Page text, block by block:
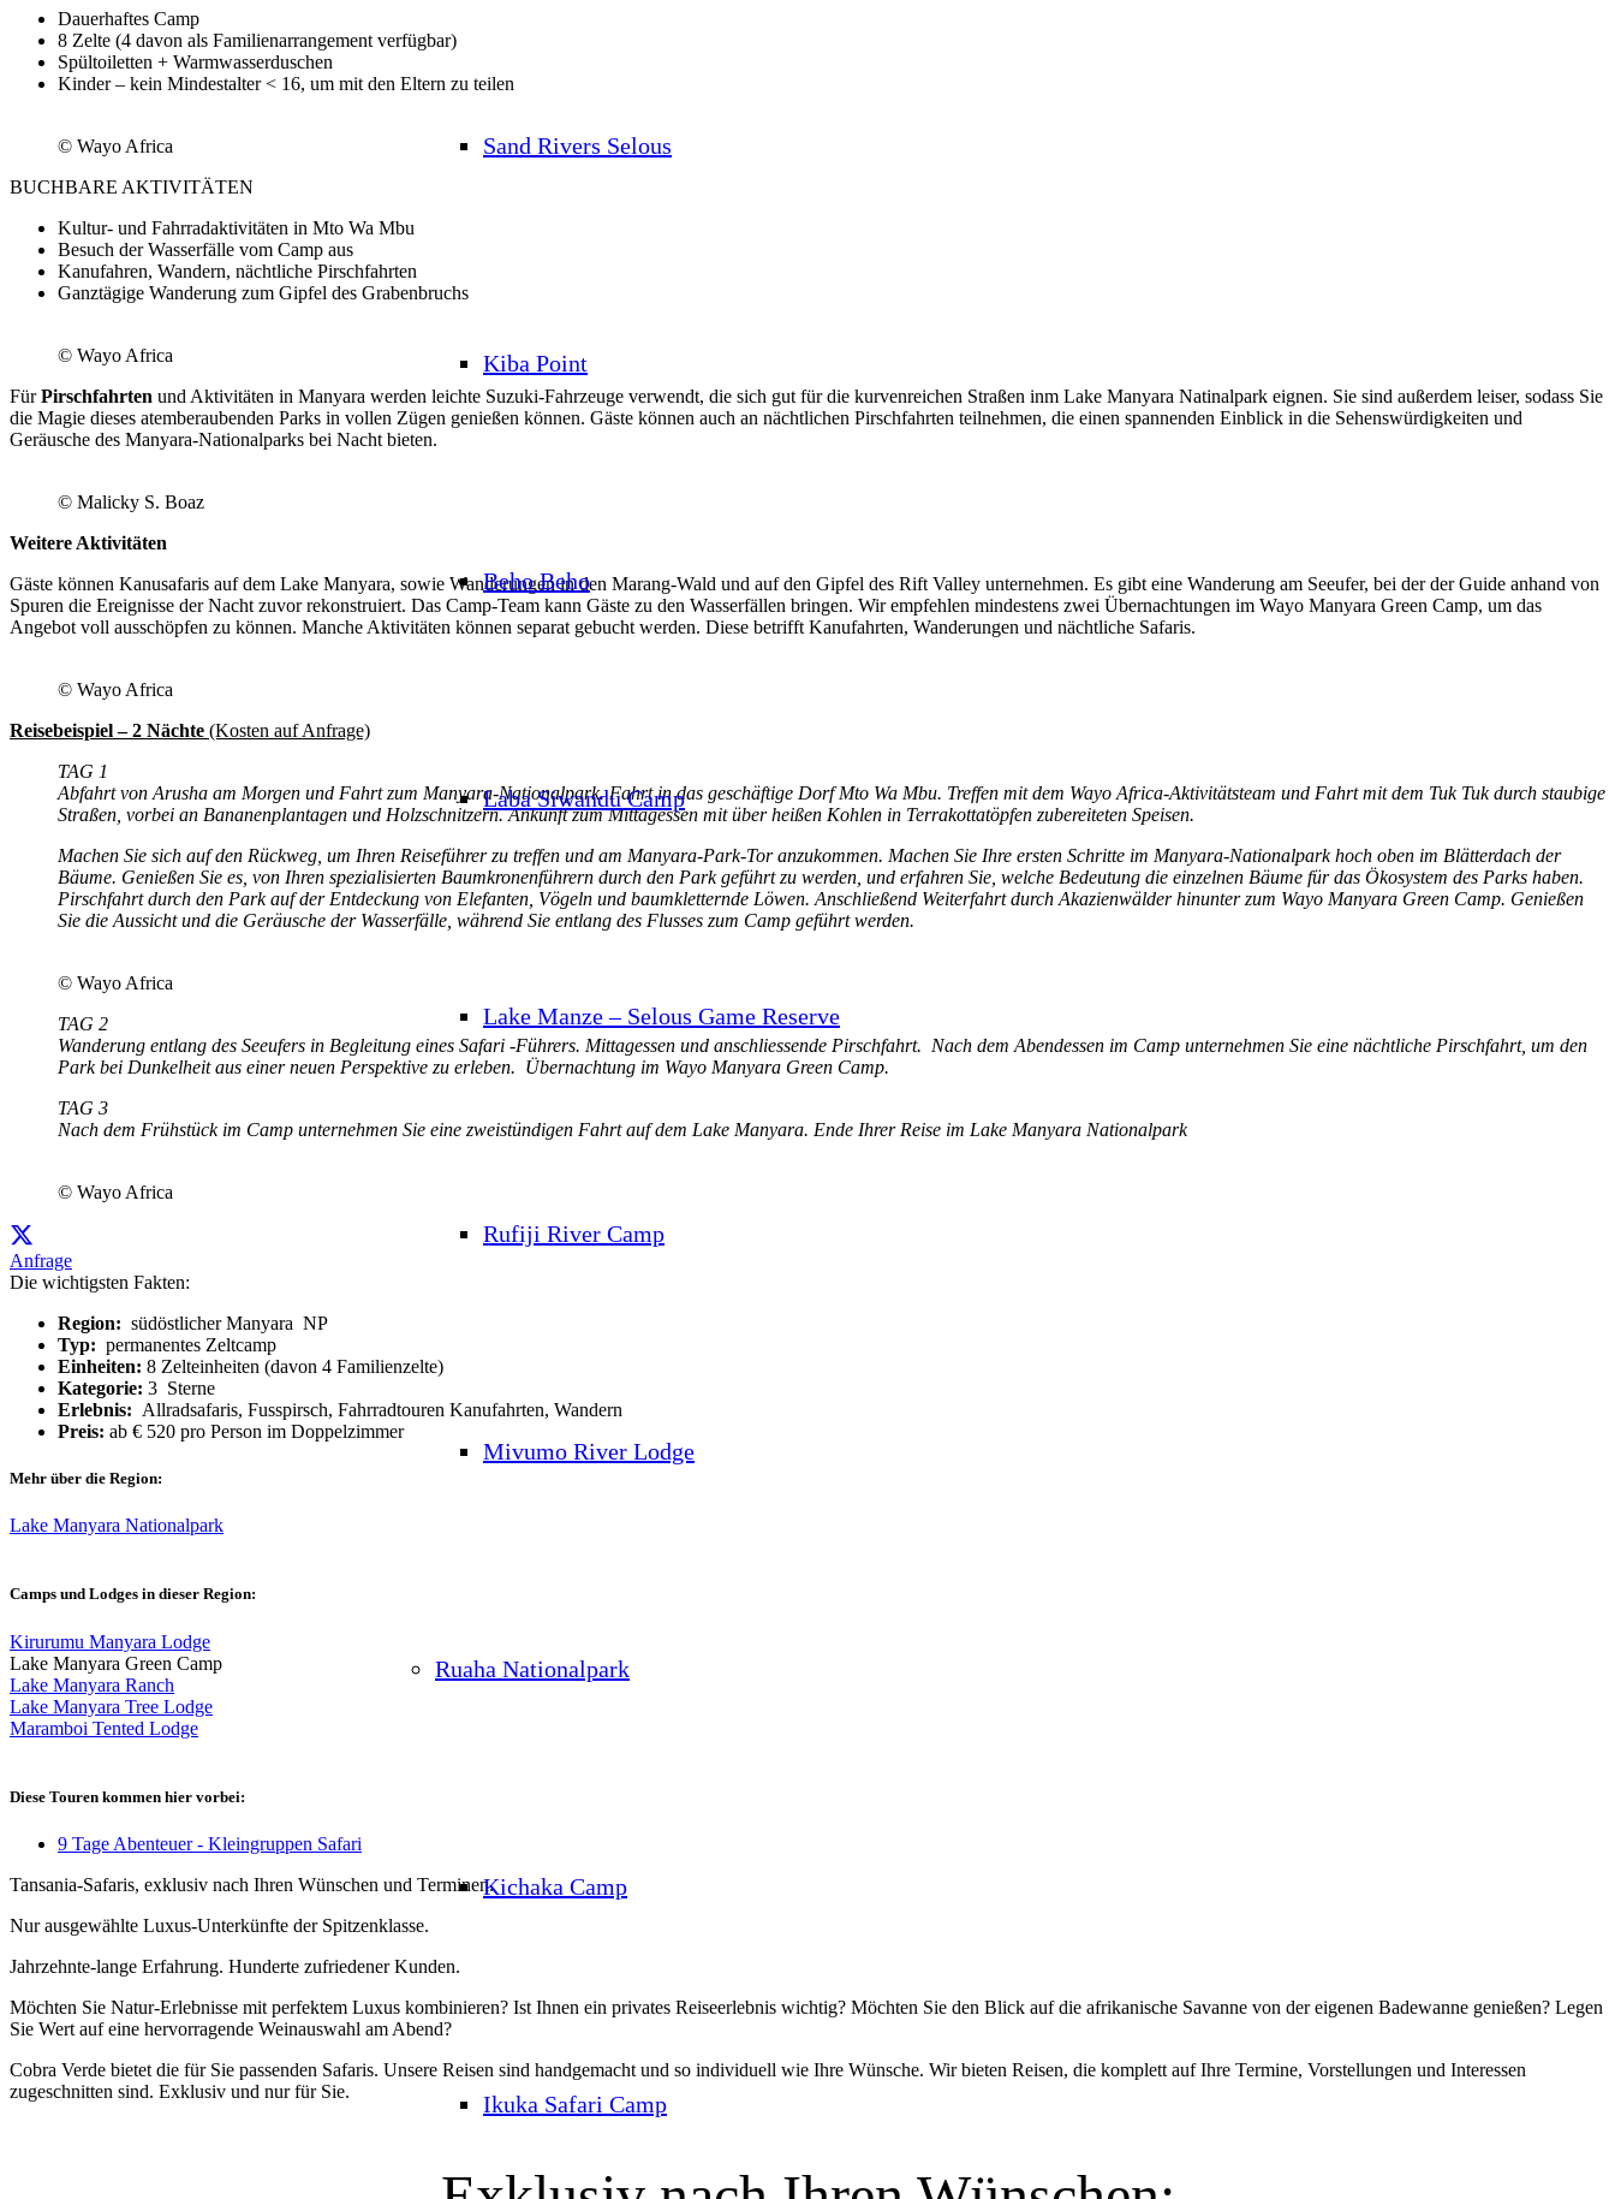
Sand Rivers Selous
Kiba Point
Beho Beho
Laba Siwandu Camp
Lake Manze – Selous Game Reserve
Rufiji River Camp
Mivumo River Lodge
Ruaha Nationalpark
Kichaka Camp
Ikuka Safari Camp
Dauerhaftes Camp
8 Zelte (4 davon als Familienarrangement verfügbar)
Spültoiletten + Warmwasserduschen
Kinder – kein Mindestalter < 16, um mit den Eltern zu teilen
© Wayo Africa
BUCHBARE AKTIVITÄTEN
Kultur- und Fahrradaktivitäten in Mto Wa Mbu
Besuch der Wasserfälle vom Camp aus
Kanufahren, Wandern, nächtliche Pirschfahrten
Ganztägige Wanderung zum Gipfel des Grabenbruchs
© Wayo Africa
FürPirschfahrten und Aktivitäten in Manyara werden leichte Suzuki-Fahrzeuge verwendt, die sich gut für die kurvenreichen Straßen inm Lake Manyara Natinalpark eignen. Sie sind außerdem leiser, sodass Sie
die Magie dieses atemberaubenden Parks in vollen Zügen genießen können. Gäste können auch an nächtlichen Pirschfahrten teilnehmen, die einen spannenden Einblick in die Sehenswürdigkeiten und
Geräusche des Manyara-Nationalparks bei Nacht bieten.
© Malicky S. Boaz
Weitere Aktivitäten
Gäste können Kanusafaris auf dem Lake Manyara, sowie Wanderungen in den Marang-Wald und auf den Gipfel des Rift Valley unternehmen. Es gibt eine Wanderung am Seeufer, bei der der Guide anhand von
Spuren die Ereignisse der Nacht zuvor rekonstruiert. Das Camp-Team kann Gäste zu den Wasserfällen bringen. Wir empfehlen mindestens zwei Übernachtungen im Wayo Manyara Green Camp, um das
Angebot voll ausschöpfen zu können. Manche Aktivitäten können separat gebucht werden. Diese betrifft Kanufahrten, Wanderungen und nächtliche Safaris.
© Wayo Africa
Reisebeispiel – 2 Nächte (Kosten auf Anfrage)
TAG 1
Abfahrt von Arusha am Morgen und Fahrt zum Manyara-Nationalpark. Fahrt in das geschäftige Dorf Mto Wa Mbu. Treffen mit dem Wayo Africa-Aktivitätsteam und Fahrt mit dem Tuk Tuk durch staubige
Straßen, vorbei an Bananenplantagen und Holzschnitzern. Ankunft zum Mittagessen mit über heißen Kohlen in Terrakottatöpfen zubereiteten Speisen.
Machen Sie sich auf den Rückweg, um Ihren Reiseführer zu treffen und am Manyara-Park-Tor anzukommen. Machen Sie Ihre ersten Schritte im Manyara-Nationalpark hoch oben im Blätterdach der
Bäume. Genießen Sie es, von Ihren spezialisierten Baumkronenführern durch den Park geführt zu werden, und erfahren Sie, welche Bedeutung die einzelnen Bäume für das Ökosystem des Parks haben.
Pirschfahrt durch den Park auf der Entdeckung von Elefanten, Vögeln und baumkletternde Löwen. Anschließend Weiterfahrt durch Akazienwälder hinunter zum Wayo Manyara Green Camp. Genießen
Sie die Aussicht und die Geräusche der Wasserfälle, während Sie entlang des Flusses zum Camp geführt werden.
© Wayo Africa
TAG 2
Wanderung entlang des Seeufers in Begleitung eines Safari -Führers. Mittagessen und anschliessende Pirschfahrt. Nach dem Abendessen im Camp unternehmen Sie eine nächtliche Pirschfahrt, um den
Park bei Dunkelheit aus einer neuen Perspektive zu erleben. Übernachtung im Wayo Manyara Green Camp.
TAG 3
Nach dem Frühstück im Camp unternehmen Sie eine zweistündigen Fahrt auf dem Lake Manyara. Ende Ihrer Reise im Lake Manyara Nationalpark
© Wayo Africa
Anfrage
Die wichtigsten Fakten:
Region: südöstlicher Manyara NP
Typ: permanentes Zeltcamp
Einheiten: 8 Zelteinheiten (davon 4 Familienzelte)
Kategorie: 3 Sterne
Erlebnis: Allradsafaris, Fusspirsch, Fahrradtouren Kanufahrten, Wandern
Preis: ab € 520 pro Person im Doppelzimmer
Mehr über die Region:
Lake Manyara Nationalpark
Camps und Lodges in dieser Region:
Kirurumu Manyara Lodge
Lake Manyara Green Camp
Lake Manyara Ranch
Lake Manyara Tree Lodge
Maramboi Tented Lodge
Diese Touren kommen hier vorbei:
9 Tage Abenteuer - Kleingruppen Safari
Tansania-Safaris, exklusiv nach Ihren Wünschen und Terminen.
Nur ausgewählte Luxus-Unterkünfte der Spitzenklasse.
Jahrzehnte-lange Erfahrung. Hunderte zufriedener Kunden.
Möchten Sie Natur-Erlebnisse mit perfektem Luxus kombinieren? Ist Ihnen ein privates Reiseerlebnis wichtig? Möchten Sie den Blick auf die afrikanische Savanne von der eigenen Badewanne genießen? Legen
Sie Wert auf eine hervorragende Weinauswahl am Abend?
Cobra Verde bietet die für Sie passenden Safaris. Unsere Reisen sind handgemacht und so individuell wie Ihre Wünsche. Wir bieten Reisen, die komplett auf Ihre Termine, Vorstellungen und Interessen
zugeschnitten sind. Exklusiv und nur für Sie.